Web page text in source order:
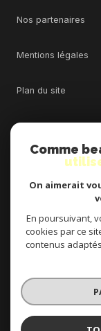
Nos partenaires
Mentions légales
Plan du site
Admin
Nos honoraires
Cookies
© 2026 | Tous
Réalisé
Comme
On aimerait
En poursuivant,
cookies par ce
contenus